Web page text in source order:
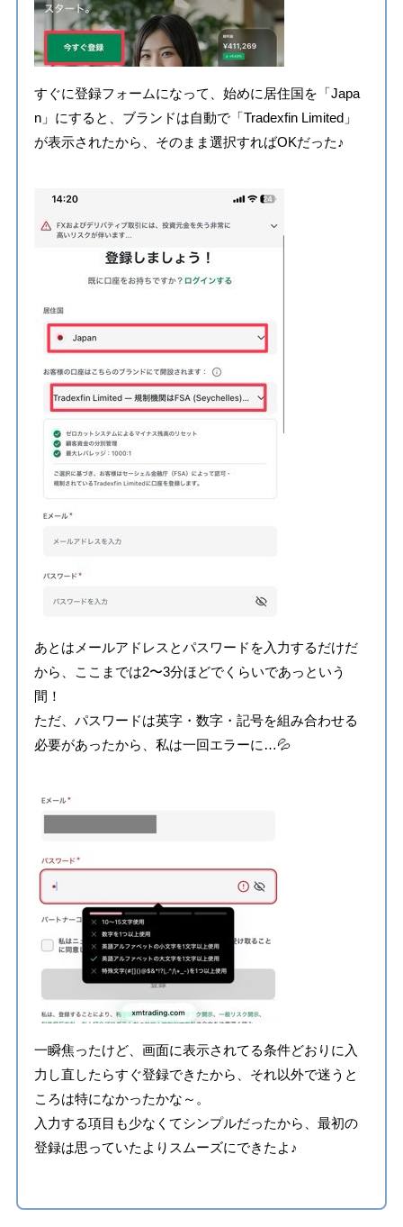
すぐに登録フォームになって、始めに居住国を「Japa
n」にすると、ブランドは自動で「Tradexfin Limited」
が表示されたから、そのまま選択すればOKだった♪
あとはメールアドレスとパスワードを入力するだけだ
から、ここまでは2〜3分ほどでくらいであっという
間！
ただ、パスワードは英字・数字・記号を組み合わせる
必要があったから、私は一回エラーに…💦
一瞬焦ったけど、画面に表示されてる条件どおりに入
力し直したらすぐ登録できたから、それ以外で迷うと
ころは特になかったかな～。
入力する項目も少なくてシンプルだったから、最初の
登録は思っていたよりスムーズにできたよ♪